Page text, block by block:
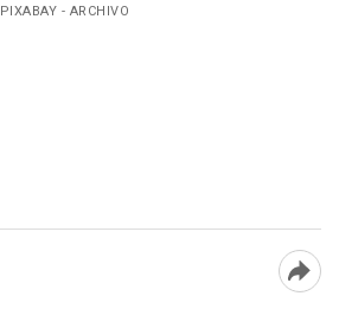
PIXABAY - ARCHIVO